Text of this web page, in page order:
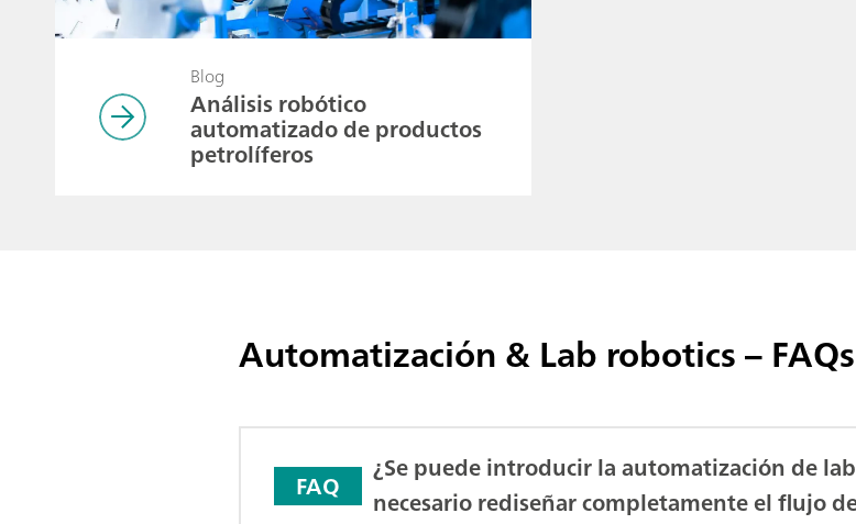
Blog
Análisis robótico
automatizado de productos
petrolíferos
Automatización & Lab robotics – FAQs
FAQ
¿Se puede introducir la automatización de
necesario rediseñar completamente el flujo